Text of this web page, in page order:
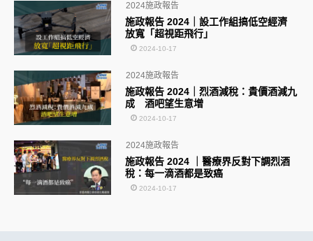
施政報告 2024｜設工作組搞低空經濟
放寬「超視距飛行」
2024施政報告
2024-10-17
施政報告 2024｜烈酒減稅：貴價酒減九
成 酒吧望生意增
2024施政報告
2024-10-17
施政報告 2024 ｜醫療界反對下調烈酒
稅：每一滴酒都是致癌
2024施政報告
2024-10-17